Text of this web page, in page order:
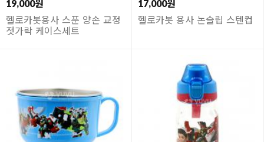
19,000원
헬로카봇용사 스푼 양손 교정
젓가락 케이스세트
17,000원
헬로카봇 용사 논슬립 스텐컵